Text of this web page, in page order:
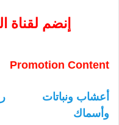
إنضم لقناة
Promotion Content
أعشاب ونباتات
وأسماك